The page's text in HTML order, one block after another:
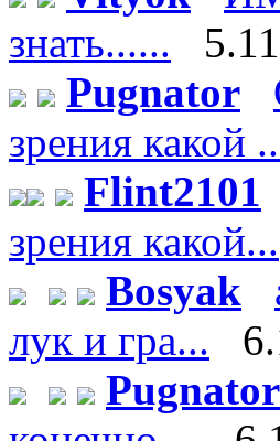
знать......
Pugnator
зрения какой
Flint2101
зрения какой...
Bosyak
лук и гра...
Pugnator